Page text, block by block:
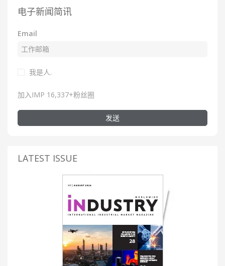
电子新闻简讯
Email
我是人.
加入IMP 16,337+粉丝圈
发送
LATEST ISSUE